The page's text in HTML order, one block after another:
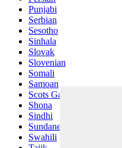
Punjabi
Serbian
Sesotho
Sinhala
Slovak
Slovenian
Somali
Samoan
Scots Gaelic
Shona
Sindhi
Sundanese
Swahili